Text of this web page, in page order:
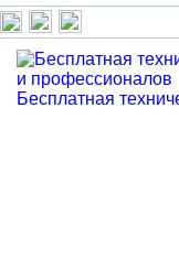
Бесплатная